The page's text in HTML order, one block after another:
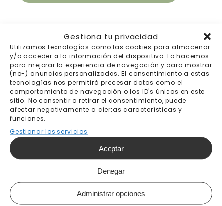
Gestiona tu privacidad
Utilizamos tecnologías como las cookies para almacenar
y/o acceder a la información del dispositivo. Lo hacemos
para mejorar la experiencia de navegación y para mostrar
(no-) anuncios personalizados. El consentimiento a estas
tecnologías nos permitirá procesar datos como el
comportamiento de navegación o los ID's únicos en este
sitio. No consentir o retirar el consentimiento, puede
afectar negativamente a ciertas características y
funciones.
Gestionar los servicios
Aceptar
Denegar
Administrar opciones
Envíos gratis a